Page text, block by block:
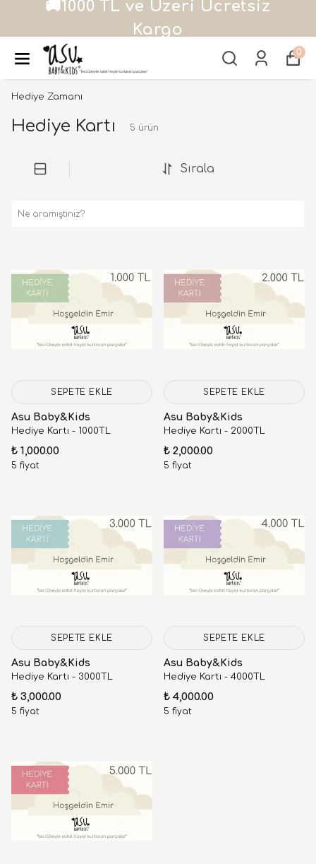
🚚1000 TL ve Üzeri Ücretsiz
Kargo
0
Hediye Zamanı
Hediye Kartı 5 ürün
Sırala
SEPETE EKLE
Asu Baby&Kids
Hediye Kartı - 1000TL
₺ 1,000.00
5 fiyat
SEPETE EKLE
Asu Baby&Kids
Hediye Kartı - 2000TL
₺ 2,000.00
5 fiyat
SEPETE EKLE
Asu Baby&Kids
Hediye Kartı - 3000TL
₺ 3,000.00
5 fiyat
SEPETE EKLE
Asu Baby&Kids
Hediye Kartı - 4000TL
₺ 4,000.00
5 fiyat